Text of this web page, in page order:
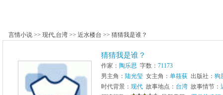
言情小说 >> 现代,台湾 >> 近水楼台 >> 猜猜我是谁？
猜猜我是谁？
作家： 陶乐思 字数： 71173
男主角： 陆光玺 女主角： 单筱荻 出版社： 狗
时代背景： 现代 故事地点： 台湾 故事情节：